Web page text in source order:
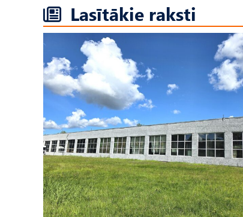
Lasītākie raksti